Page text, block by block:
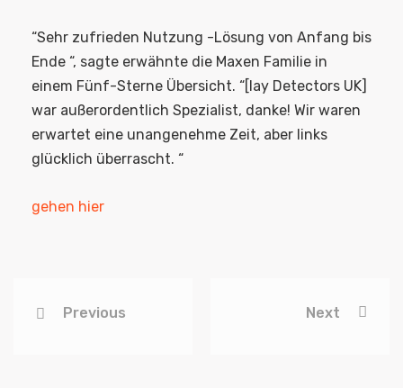
“Sehr zufrieden Nutzung -Lösung von Anfang bis
Ende “, sagte erwähnte die Maxen Familie in
einem Fünf-Sterne Übersicht. “[lay Detectors UK]
war außerordentlich Spezialist, danke! Wir waren
erwartet eine unangenehme Zeit, aber links
glücklich überrascht. “
gehen hier
Previous Next